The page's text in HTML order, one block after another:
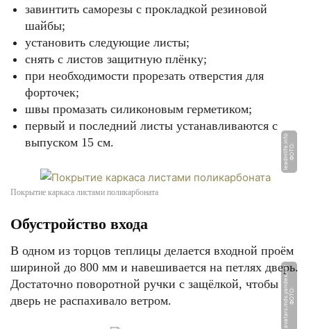
завинтить саморезы с прокладкой резиновой
шайбы;
установить следующие листы;
снять с листов защитную плёнку;
при необходимости прорезать отверстия для
форточек;
швы промазать силиконовым герметиком;
первый и последний листы устанавливаются с
выпуском 15 см.
Ф
О
Т
О:
l
e
a
di
nli
f
e.i
n
f
o
Покрытие каркаса листами поликарбоната
Обустройство входа
В одном из торцов теплицы делается входной проём
шириной до 800 мм и навешивается на петлях дверь.
Достаточно поворотной ручки с защёлкой, чтобы
дверь не распахивало ветром.
Ф
О
Т
О:
a
v
a
t
a
r
s.
m
d
s.
y
a
n
d
e
x.
n
e
t